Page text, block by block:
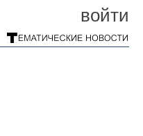
войти